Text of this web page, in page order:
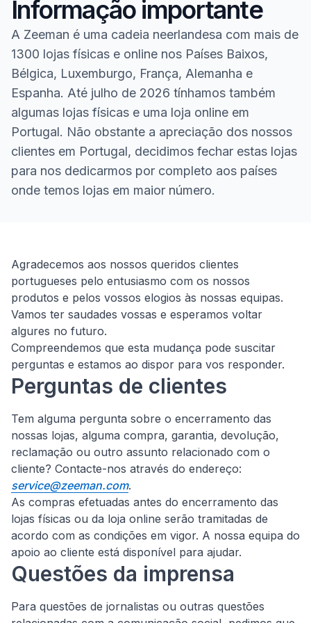
Informação importante
A Zeeman é uma cadeia neerlandesa com mais de
1300 lojas físicas e online nos Países Baixos,
Bélgica, Luxemburgo, França, Alemanha e
Espanha. Até julho de 2026 tínhamos também
algumas lojas físicas e uma loja online em
Portugal. Não obstante a apreciação dos nossos
clientes em Portugal, decidimos fechar estas lojas
para nos dedicarmos por completo aos países
onde temos lojas em maior número.
Homepage
Agradecemos aos nossos queridos clientes
portugueses pelo entusiasmo com os nossos
produtos e pelos vossos elogios às nossas equipas.
Vamos ter saudades vossas e esperamos voltar
algures no futuro.
Compreendemos que esta mudança pode suscitar
perguntas e estamos ao dispor para vos responder.
Perguntas de clientes
Tem alguma pergunta sobre o encerramento das
nossas lojas, alguma compra, garantia, devolução,
reclamação ou outro assunto relacionado com o
cliente? Contacte-nos através do endereço:
service@zeeman.com.
As compras efetuadas antes do encerramento das
lojas físicas ou da loja online serão tramitadas de
acordo com as condições em vigor. A nossa equipa do
apoio ao cliente está disponível para ajudar.
Questões da imprensa
Para questões de jornalistas ou outras questões